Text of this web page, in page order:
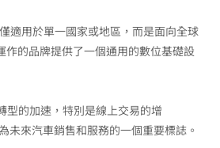
適用於單一國家或地區，而是面向全球
作的品牌提供了一個通用的數位基礎設
型的加速，特別是線上交易的增
未來汽車銷售和服務的一個重要標誌。